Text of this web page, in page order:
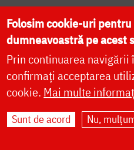
AUTORI
PĂRINȚI DUHOVNICEȘTI
MAICI CU VIAȚĂ
TEMATICĂ
SINAXAR ALFABETIC
Folosim cookie-uri
dumneavoastră pe acest
Prin continuarea navigării
confirmați acceptarea
cookie. Mai multe
Sunt de acord Nu,